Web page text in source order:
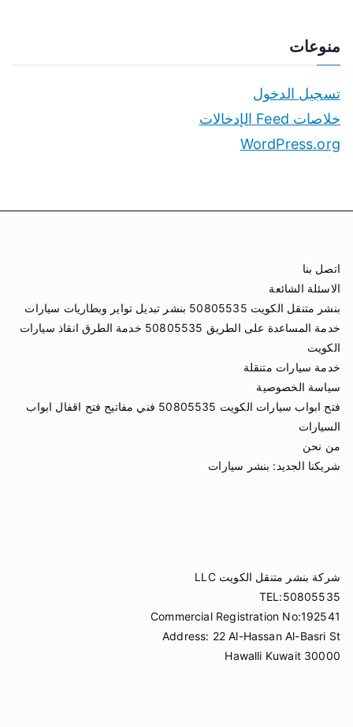
منوعات
تسجيل الدخول
خلاصات Feed الإدخالات
WordPress.org
اتصل بنا
الاسئلة الشائعة
بنشر متنقل الكويت 50805535 بنشر تبديل تواير وبطاريات سيارات
خدمة المساعدة على الطريق 50805535 خدمة الطرق انقاذ سيارات
الكويت
خدمة سيارات متنقلة
سياسة الخصوصية
فتح ابواب سيارات الكويت 50805535 فني مفاتيح فتح اقفال ابواب
السيارات
من نحن
شريكنا الجديد: بنشر سيارات
شركة بنشر متنقل الكويت LLC
TEL:50805535
Commercial Registration No:192541
Address: 22 Al-Hassan Al-Basri St
Hawalli Kuwait 30000